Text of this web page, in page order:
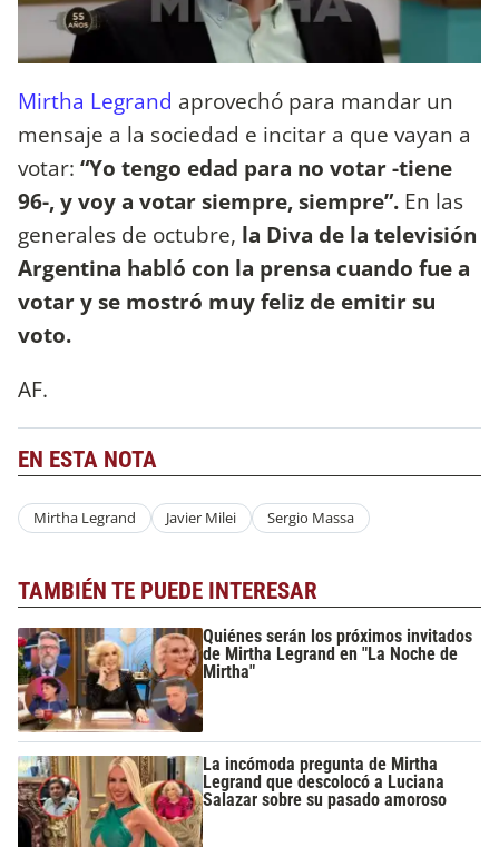
Mirtha Legrand aprovechó para mandar un
mensaje a la sociedad e incitar a que vayan a
votar: “Yo tengo edad para no votar -tiene
96-, y voy a votar siempre, siempre”. En las
generales de octubre, la Diva de la televisión
Argentina habló con la prensa cuando fue a
votar y se mostró muy feliz de emitir su
voto.
AF.
EN ESTA NOTA
Mirtha Legrand Javier Milei Sergio Massa
TAMBIÉN TE PUEDE INTERESAR
Quiénes serán los próximos invitados
de Mirtha Legrand en "La Noche de
Mirtha"
La incómoda pregunta de Mirtha
Legrand que descolocó a Luciana
Salazar sobre su pasado amoroso